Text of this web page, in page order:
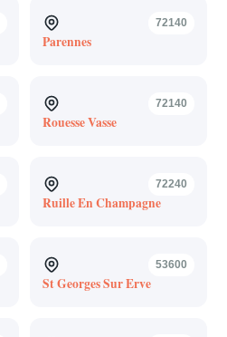
72140
Parennes
72140
Rouesse Vasse
72240
Ruille En Champagne
53600
St Georges Sur Erve